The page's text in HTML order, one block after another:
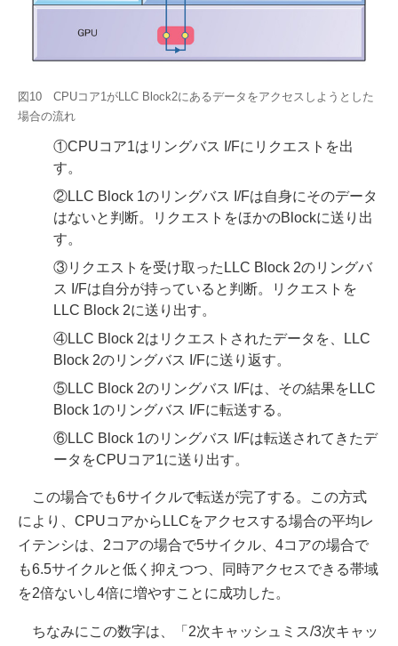
図10 CPUコア1がLLC Block2にあるデータをアクセスしようとした
場合の流れ
①CPUコア1はリングバス I/Fにリクエストを出
す。
②LLC Block 1のリングバス I/Fは自身にそのデータ
はないと判断。リクエストをほかのBlockに送り出
す。
③リクエストを受け取ったLLC Block 2のリングバ
ス I/Fは自分が持っていると判断。リクエストを
LLC Block 2に送り出す。
④LLC Block 2はリクエストされたデータを、LLC
Block 2のリングバス I/Fに送り返す。
⑤LLC Block 2のリングバス I/Fは、その結果をLLC
Block 1のリングバス I/Fに転送する。
⑥LLC Block 1のリングバス I/Fは転送されてきたデ
ータをCPUコア1に送り出す。
この場合でも6サイクルで転送が完了する。この方式
により、CPUコアからLLCをアクセスする場合の平均レ
イテンシは、2コアの場合で5サイクル、4コアの場合で
も6.5サイクルと低く抑えつつ、同時アクセスできる帯域
を2倍ないし4倍に増やすことに成功した。
ちなみにこの数字は、「2次キャッシュミス/3次キャッ